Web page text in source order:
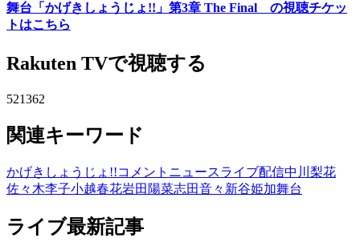
舞台「かげきしょうじょ!!」第3章 The Final の視聴チケッ
トはこちら
Rakuten TVで視聴する
521362
関連キーワード
かげきしょうじょ!!コメント ニュースライブ配信中川梨花
佐々木李子小越春花岩田陽菜志田音々 新谷姫加舞台
ライブ最新記事